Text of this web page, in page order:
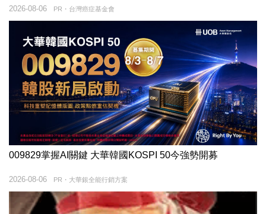
PR・台灣癌症基金會
2026-08-06
009829掌握AI關鍵 大華韓國KOSPI 50今強勢開募
PR・大華銀全能行銷方案
2026-08-06